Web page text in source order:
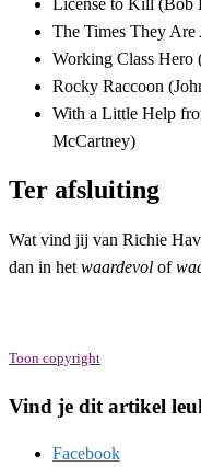
License to Kill (Bob
The Times They
Working Class Hero
Rocky Raccoon
With a Little Help
McCartney)
Ter afsluiting
Wat vind jij van Richie
dan in het waardevol of
Toon copyright
Vind je dit artikel
Facebook